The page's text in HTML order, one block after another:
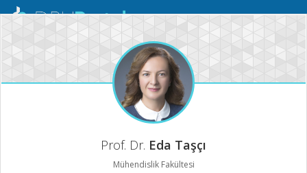
Mobil
Prof. Dr. Eda Taşçı
Mühendislik Fakültesi